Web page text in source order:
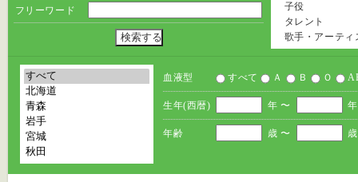
フリーワード
子役
タレント
歌手・アーティ
血液型 すべて Ａ Ｂ Ｏ
生年(西暦) 年 〜
年齢 歳 〜 歳